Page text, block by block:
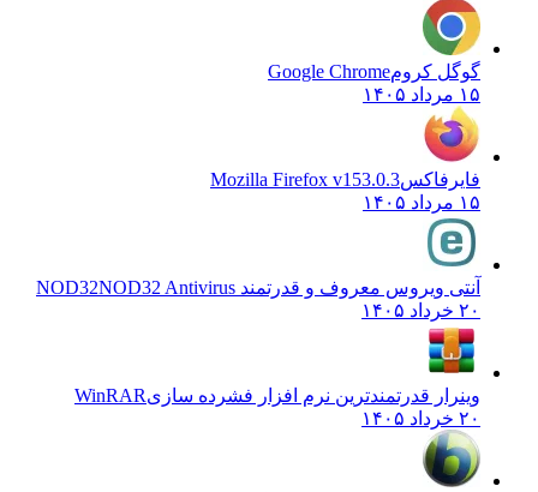
گوگل کرومGoogle Chrome
۱۵ مرداد ۱۴۰۵
فایرفاکسMozilla Firefox v153.0.3
۱۵ مرداد ۱۴۰۵
آنتی ویروس معروف و قدرتمند NOD32 NOD32 Antivirus
۲۰ خرداد ۱۴۰۵
وینرار قدرتمندترین نرم افزار فشرده سازیWinRAR
۲۰ خرداد ۱۴۰۵